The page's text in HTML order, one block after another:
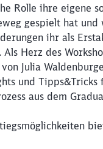
Rolle ihre eigene
gespielt hat und
ihr als
Als Herz des
Julia
und Tipps&Tricks
aus dem